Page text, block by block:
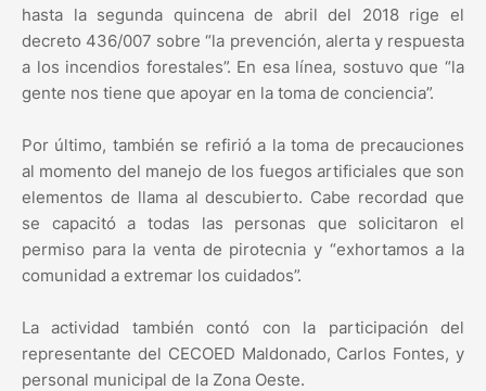
hasta la segunda quincena de abril del 2018 rige el
decreto 436/007 sobre “la prevención, alerta y respuesta
a los incendios forestales”. En esa línea, sostuvo que “la
gente nos tiene que apoyar en la toma de conciencia”.
Por último, también se refirió a la toma de precauciones
al momento del manejo de los fuegos artificiales que son
elementos de llama al descubierto. Cabe recordad que
se capacitó a todas las personas que solicitaron el
permiso para la venta de pirotecnia y “exhortamos a la
comunidad a extremar los cuidados”.
La actividad también contó con la participación del
representante del CECOED Maldonado, Carlos Fontes, y
personal municipal de la Zona Oeste.